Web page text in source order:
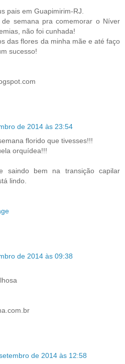
pais em Guapimirim-RJ.
de semana pra comemorar o Níver
não foi cunhada!
das flores da minha mãe e até faço
sucesso!
de 2014 às 23:54
florido que tivesses!!!
orquídea!!!
saindo bem na transição capilar
lindo.
de 2014 às 09:38
de 2014 às 12:58